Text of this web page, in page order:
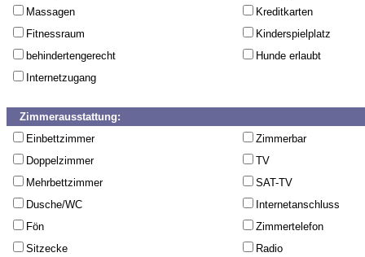
Massagen
Kreditkarten
Fitnessraum
Kinderspielplatz
behindertengerecht
Hunde erlaubt
Internetzugang
Zimmerausstattung:
Einbettzimmer
Zimmerbar
Doppelzimmer
TV
Mehrbettzimmer
SAT-TV
Dusche/WC
Internetanschluss
Fön
Zimmertelefon
Sitzecke
Radio